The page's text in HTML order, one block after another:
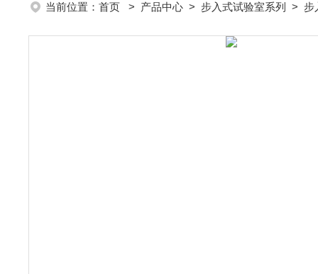
当前位置： 首页 > 产品中心 > 步入式试验室系列 > 步